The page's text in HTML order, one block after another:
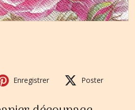
Enregistrer Poster